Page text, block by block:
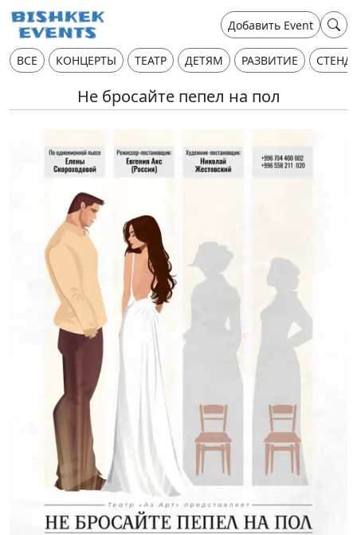
Добавить Event
ВСЕ КОНЦЕРТЫ ТЕАТР ДЕТЯМ РАЗВИТИЕ
Не бросайте пепел на пол